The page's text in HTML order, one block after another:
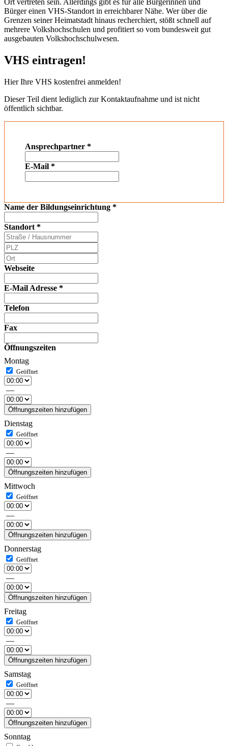
Ort vertreten sein. Allerdings gibt es für alle Bürgerinnen und
Bürger einen VHS-Standort in erreichbarer Nähe. Wer über die
Grenzen seiner Heimatstadt hinaus recherchiert, stößt schnell auf
mehrere Volkshochschulen und profitiert so vom bundesweit gut
ausgebauten Volkshochschulwesen.
VHS eintragen!
Hier Ihre VHS kostenfrei anmelden!
Dieser Teil dient lediglich zur Kontaktaufnahme und ist nicht
öffentlich sichtbar.
Ansprechpartner *
E-Mail *
Name der Bildungseinrichtung *
Standort *
Webseite
E-Mail Adresse *
Telefon
Fax
Öffnungszeiten
Montag
—
Öffnungszeiten hinzufügen
Dienstag
—
Öffnungszeiten hinzufügen
Mittwoch
—
Öffnungszeiten hinzufügen
Donnerstag
—
Öffnungszeiten hinzufügen
Freitag
—
Öffnungszeiten hinzufügen
Samstag
—
Öffnungszeiten hinzufügen
Sonntag